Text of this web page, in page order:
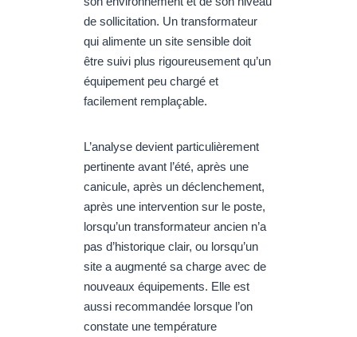
de sollicitation. Un transformateur
qui alimente un site sensible doit
être suivi plus rigoureusement qu’un
équipement peu chargé et
facilement remplaçable.
L’analyse devient particulièrement
pertinente avant l’été, après une
canicule, après un déclenchement,
après une intervention sur le poste,
lorsqu’un transformateur ancien n’a
pas d’historique clair, ou lorsqu’un
site a augmenté sa charge avec de
nouveaux équipements. Elle est
aussi recommandée lorsque l’on
constate une température